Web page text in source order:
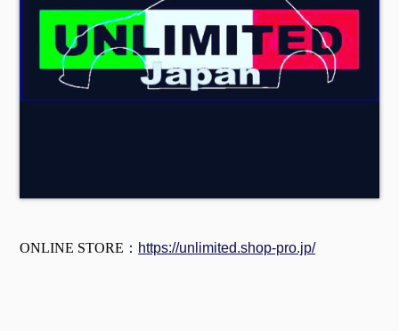
ONLINE STORE： https://unlimited.shop-pro.jp/